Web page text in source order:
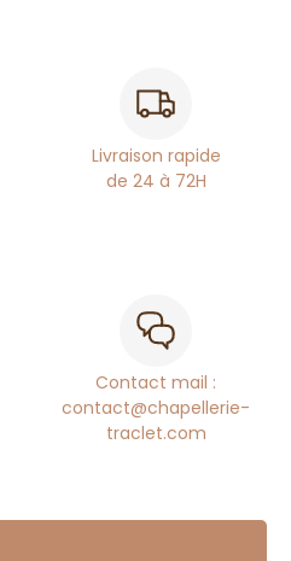
Livraison rapide
de 24 à 72H
Contact mail :
contact@chapellerie-
traclet.com